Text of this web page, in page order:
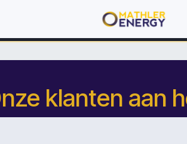
klanten aan